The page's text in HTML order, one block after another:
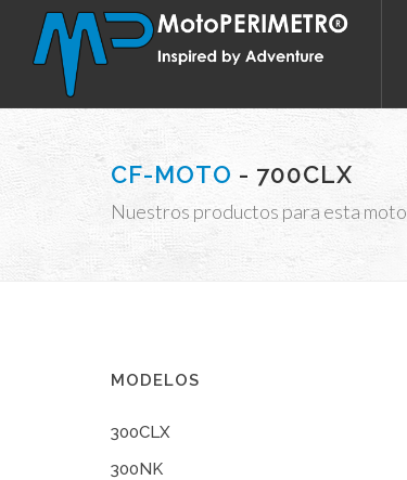
CF-MOTO - 700CLX
Nuestros productos para esta moto
MODELOS
300CLX
300NK